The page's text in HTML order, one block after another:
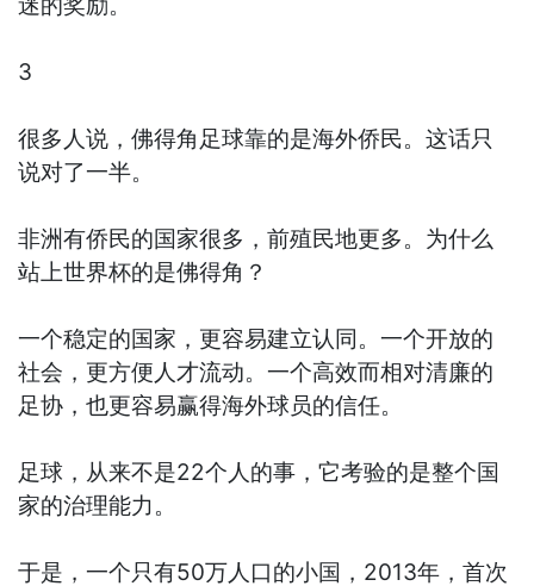
迷的奖励。
3
很多人说，佛得角足球靠的是海外侨民。这话只
说对了一半。
非洲有侨民的国家很多，前殖民地更多。为什么
站上世界杯的是佛得角？
一个稳定的国家，更容易建立认同。一个开放的
社会，更方便人才流动。一个高效而相对清廉的
足协，也更容易赢得海外球员的信任。
足球，从来不是22个人的事，它考验的是整个国
家的治理能力。
于是，一个只有50万人口的小国，2013年，首次